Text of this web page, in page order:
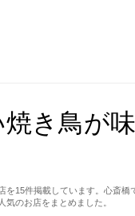
き鳥が
15件掲載しています。心斎橋
のお店をまとめました。